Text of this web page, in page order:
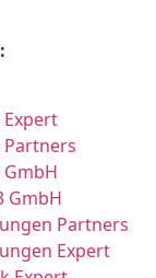
Partners
GmbH
Partners
Expert